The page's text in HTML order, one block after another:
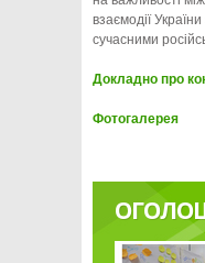
взаємодії
сучасними
Докладно про
Фотогалерея